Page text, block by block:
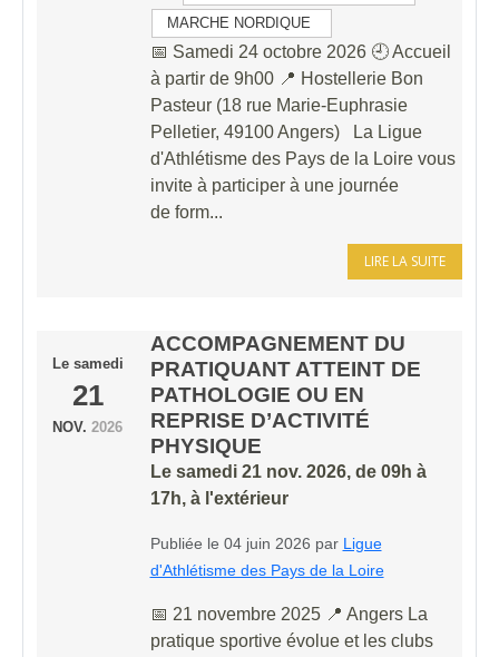
MARCHE NORDIQUE
📅 Samedi 24 octobre 2026 🕘 Accueil
à partir de 9h00 📍 Hostellerie Bon
Pasteur (18 rue Marie-Euphrasie
Pelletier, 49100 Angers) La Ligue
d'Athlétisme des Pays de la Loire vous
invite à participer à une journée
de form...
LIRE LA SUITE
Le samedi
21
NOV. 2026
ACCOMPAGNEMENT DU
PRATIQUANT ATTEINT DE
PATHOLOGIE OU EN
REPRISE D’ACTIVITÉ
PHYSIQUE
Le samedi 21 nov. 2026, de 09h à
17h, à l'extérieur
Publiée le 04 juin 2026 par Ligue
d'Athlétisme des Pays de la Loire
📅 21 novembre 2025 📍 Angers La
pratique sportive évolue et les clubs